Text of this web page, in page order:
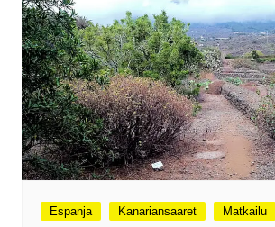
Espanja Kanariansaaret Matkailu